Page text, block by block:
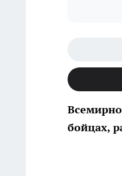
бойцах,